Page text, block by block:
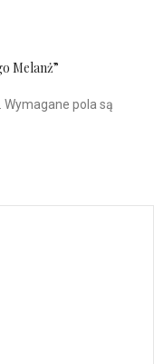
Melanż”
Wymagane pola są